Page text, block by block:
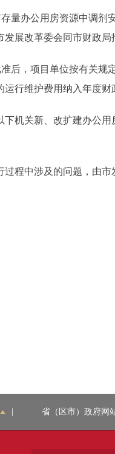
办公用房资源中调剂安
展改革委会同市财政局
，项目单位按有关规定
行维护费用纳入年度财
关新、改扩建办公用
中涉及的问题，由市
省（区市）政府网